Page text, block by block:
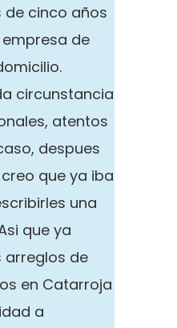
de cinco años
de
circunstancia
atentos
despues
que ya iba
una
que ya
arreglos de
en Catarroja
a